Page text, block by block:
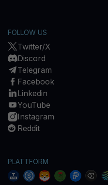
FOLLOW US
Twitter/X
Discord
Telegram
Facebook
Linkedin
YouTube
Instagram
Reddit
PLATTFORM